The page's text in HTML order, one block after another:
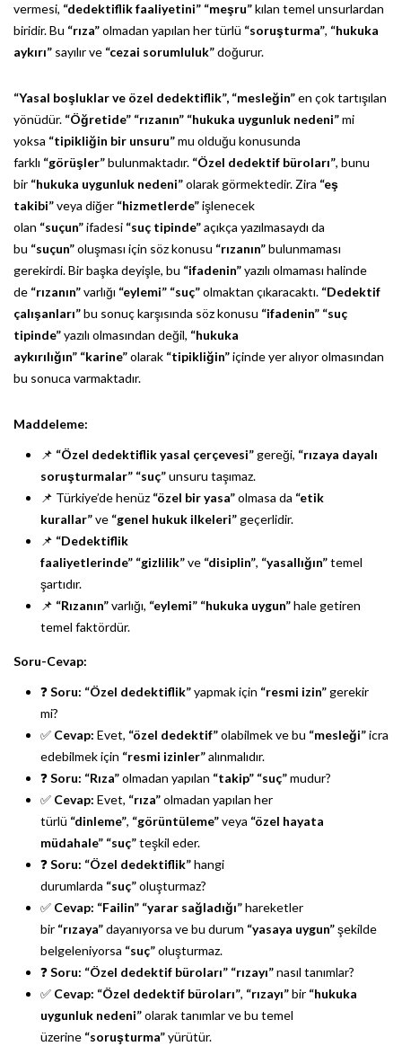
vermesi, “dedektiflik faaliyetini” “meşru”kılan temel unsurlardan
biridir. Bu “rıza”olmadan yapılan her türlü “soruşturma”, “hukuka
aykırı” sayılır ve “cezai sorumluluk”doğurur.
“Yasal boşluklar ve özel dedektiflik”, “mesleğin”en çok tartışılan
yönüdür. “Öğretide” “rızanın” “hukuka uygunluk nedeni”mi
yoksa “tipikliğin bir unsuru”mu olduğu konusunda
farklı “görüşler”bulunmaktadır. “Özel dedektif büroları”, bunu
bir “hukuka uygunluk nedeni”olarak görmektedir. Zira “eş
takibi”veya diğer “hizmetlerde”işlenecek
olan “suçun”ifadesi “suç tipinde”açıkça yazılmasaydı da
bu “suçun”oluşması için söz konusu “rızanın”bulunmaması
gerekirdi. Bir başka deyişle, bu “ifadenin”yazılı olmaması halinde
de “rızanın”varlığı “eylemi” “suç”olmaktan çıkaracaktı. “Dedektif
çalışanları”bu sonuç karşısında söz konusu “ifadenin” “suç
tipinde”yazılı olmasından değil, “hukuka
aykırılığın” “karine”olarak “tipikliğin”içinde yer alıyor olmasından
bu sonuca varmaktadır.
Maddeleme:
📌 “Özel dedektiflik yasal çerçevesi”gereği, “rızaya dayalı
soruşturmalar” “suç”unsuru taşımaz.
📌 Türkiye’de henüz “özel bir yasa”olmasa da “etik
kurallar”ve “genel hukuk ilkeleri”geçerlidir.
📌 “Dedektiflik
faaliyetlerinde” “gizlilik”ve “disiplin”, “yasallığın”temel
şartıdır.
📌 “Rızanın”varlığı, “eylemi” “hukuka uygun”hale getiren
temel faktördür.
Soru-Cevap:
❓Soru: “Özel dedektiflik”yapmak için “resmi izin”gerekir
mi?
✅ Cevap: Evet, “özel dedektif”olabilmek ve bu “mesleği”icra
edebilmek için “resmi izinler”alınmalıdır.
❓Soru: “Rıza”olmadan yapılan “takip” “suç”mudur?
✅ Cevap: Evet, “rıza”olmadan yapılan her
türlü “dinleme”, “görüntüleme”veya “özel hayata
müdahale” “suç”teşkil eder.
❓Soru: “Özel dedektiflik”hangi
durumlarda “suç”oluşturmaz?
✅ Cevap: “Failin” “yarar sağladığı”hareketler
bir “rızaya”dayanıyorsa ve bu durum “yasaya uygun”şekilde
belgeleniyorsa “suç”oluşturmaz.
❓Soru: “Özel dedektif büroları” “rızayı”nasıl tanımlar?
✅ Cevap: “Özel dedektif büroları”, “rızayı”bir “hukuka
uygunluk nedeni”olarak tanımlar ve bu temel
üzerine “soruşturma”yürütür.